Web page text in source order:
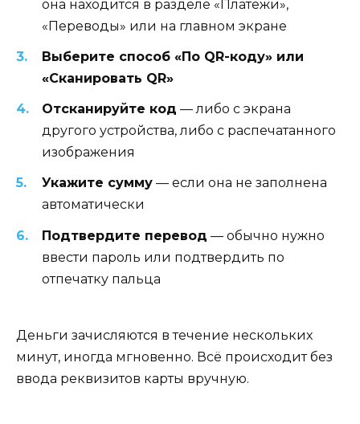
она находится в разделе «Платежи»,
«Переводы» или на главном экране
Выберите способ «По QR-коду» или
«Сканировать QR»
Отсканируйте код — либо с экрана
другого устройства, либо с распечатанного
изображения
Укажите сумму — если она не заполнена
автоматически
Подтвердите перевод — обычно нужно
ввести пароль или подтвердить по
отпечатку пальца
Деньги зачисляются в течение нескольких
минут, иногда мгновенно. Всё происходит без
ввода реквизитов карты вручную.